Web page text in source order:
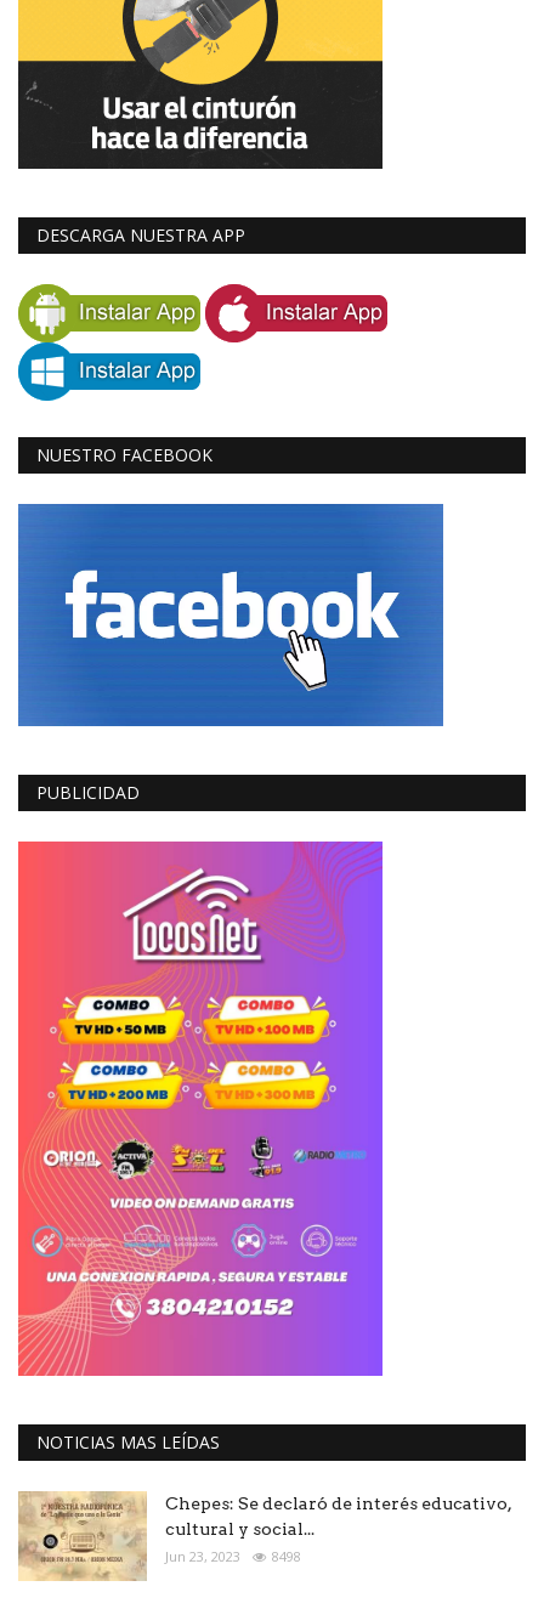
DESCARGA NUESTRA APP
NUESTRO FACEBOOK
PUBLICIDAD
NOTICIAS MAS LEÍDAS
Chepes: Se declaró de interés educativo,
cultural y social...
Jun 23, 2023 8498